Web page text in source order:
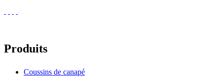
Produits
Coussins de canapé